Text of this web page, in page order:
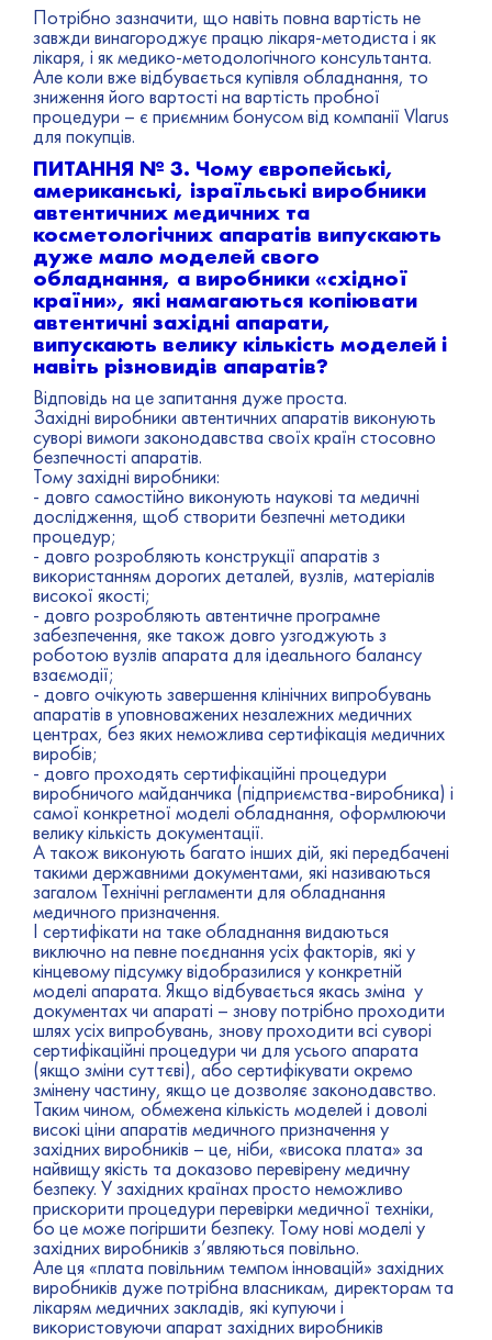
Потрібно зазначити, що навіть повна вартість не
завжди винагороджує працю лікаря-методиста і як
лікаря, і як медико-методологічного консультанта.
Але коли вже відбувається купівля обладнання, то
зниження його вартості на вартість пробної
процедури – є приємним бонусом від компанії Vlarus
для покупців.
ПИТАННЯ № 3. Чому європейські,
американські, ізраїльські виробники
автентичних медичних та
косметологічних апаратів випускають
дуже мало моделей свого
обладнання, а виробники «східної
країни», які намагаються копіювати
автентичні західні апарати,
випускають велику кількість моделей і
навіть різновидів апаратів?
Відповідь на це запитання дуже проста.
Західні виробники автентичних апаратів виконують
суворі вимоги законодавства своїх країн стосовно
безпечності апаратів.
Тому західні виробники:
- довго самостійно виконують наукові та медичні
дослідження, щоб створити безпечні методики
процедур;
- довго розробляють конструкції апаратів з
використанням дорогих деталей, вузлів, матеріалів
високої якості;
- довго розробляють автентичне програмне
забезпечення, яке також довго узгоджують з
роботою вузлів апарата для ідеального балансу
взаємодії;
- довго очікують завершення клінічних випробувань
апаратів в уповноважених незалежних медичних
центрах, без яких неможлива сертифікація медичних
виробів;
- довго проходять сертифікаційні процедури
виробничого майданчика (підприємства-виробника) і
самої конкретної моделі обладнання, оформлюючи
велику кількість документації.
А також виконують багато інших дій, які передбачені
такими державними документами, які називаються
загалом Технічні регламенти для обладнання
медичного призначення.
І сертифікати на таке обладнання видаються
виключно на певне поєднання усіх факторів, які у
кінцевому підсумку відобразилися у конкретній
моделі апарата. Якщо відбувається якась зміна у
документах чи апараті – знову потрібно проходити
шлях усіх випробувань, знову проходити всі суворі
сертифікаційні процедури чи для усього апарата
(якщо зміни суттєві), або сертифікувати окремо
змінену частину, якщо це дозволяє законодавство.
Таким чином, обмежена кількість моделей і доволі
високі ціни апаратів медичного призначення у
західних виробників – це, ніби, «висока плата» за
найвищу якість та доказово перевірену медичну
безпеку. У західних країнах просто неможливо
прискорити процедури перевірки медичної техніки,
бо це може погіршити безпеку. Тому нові моделі у
західних виробників з’являються повільно.
Але ця «плата повільним темпом інновацій» західних
виробників дуже потрібна власникам, директорам та
лікарям медичних закладів, які купуючи і
використовуючи апарат західних виробників